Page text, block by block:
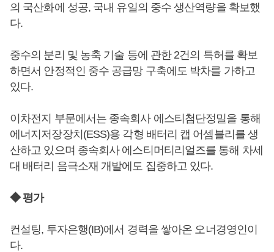
의 국산화에 성공, 국내 유일의 중수 생산역량을 확보했
다.
중수의 분리 및 농축 기술 등에 관한 2건의 특허를 확보
하면서 안정적인 중수 공급망 구축에도 박차를 가하고
있다.
이차전지 부문에서는 종속회사 에스티첨단정밀을 통해
에너지저장장치(ESS)용 각형 배터리 캡 어셈블리를 생
산하고 있으며 종속회사 에스티머티리얼즈를 통해 차세
대 배터리 음극소재 개발에도 집중하고 있다.
◆ 평가
컨설팅, 투자은행(IB)에서 경력을 쌓아온 오너경영인이
다.